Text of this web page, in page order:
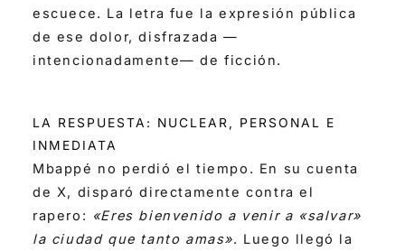
escuece. La letra fue la expresión pública
de ese dolor, disfrazada —
intencionadamente— de ficción.
LA RESPUESTA: NUCLEAR, PERSONAL E
INMEDIATA
Mbappé no perdió el tiempo. En su cuenta
de X, disparó directamente contra el
rapero: «Eres bienvenido a venir a «salvar»
la ciudad que tanto amas». Luego llegó la